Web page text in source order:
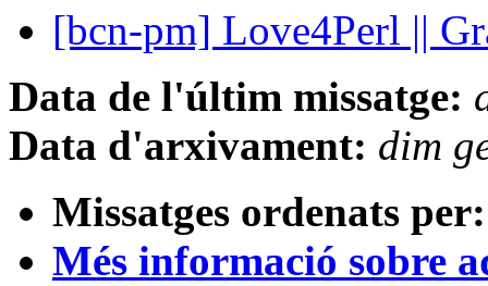
[bcn-pm] Love4Perl ||
Data de l'últim missatge:
Data d'arxivament: dim
Missatges ordenats per:
Més informació sobre